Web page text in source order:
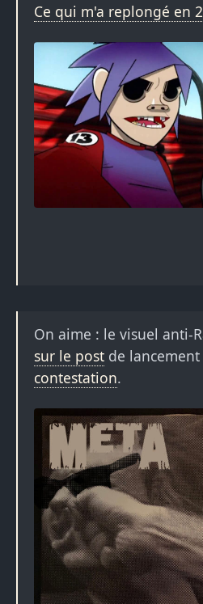
Ce qui m'a replongé en
On aime : le visuel anti-
sur le post de
contestation.